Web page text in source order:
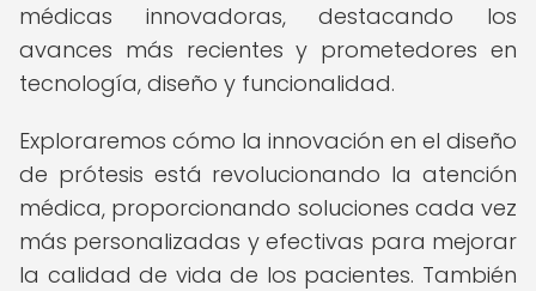
médicas innovadoras, destacando los
avances más recientes y prometedores en
tecnología, diseño y funcionalidad.
Exploraremos cómo la innovación en el diseño
de prótesis está revolucionando la atención
médica, proporcionando soluciones cada vez
más personalizadas y efectivas para mejorar
la calidad de vida de los pacientes. También